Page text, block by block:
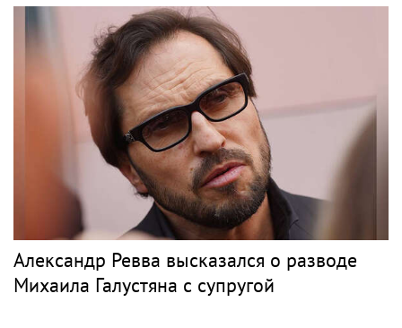
Александр Ревва высказался о разводе
Михаила Галустяна с супругой